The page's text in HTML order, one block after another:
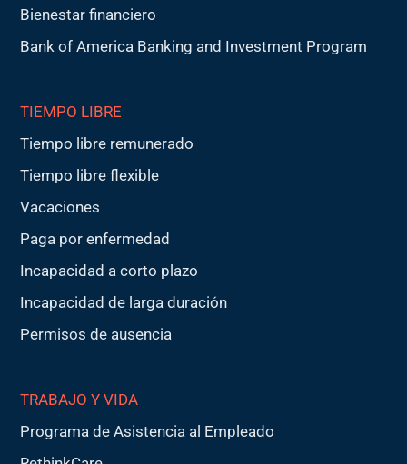
Bienestar financiero
Bank of America Banking and Investment Program
TIEMPO LIBRE
Tiempo libre remunerado
Tiempo libre flexible
Vacaciones
Paga por enfermedad
Incapacidad a corto plazo
Incapacidad de larga duración
Permisos de ausencia
TRABAJO Y VIDA
Programa de Asistencia al Empleado